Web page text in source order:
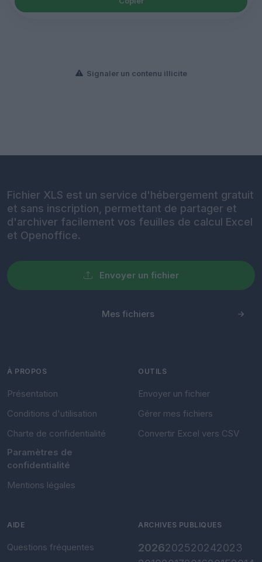
Signaler un contenu illicite
Fichier XLS est un service d'hébergement gratuit
et sans inscription, permettant de partager et
d'archiver facilement vos feuilles de calcul Excel
et Openoffice.
Envoyer un fichier
Mes fichiers
À PROPOS
Présentation
Conditions d'utilisation
Charte de confidentialité
Paramètres de
confidentialité
Mentions légales
OUTILS
Envoyer un fichier
Gérer mes fichiers
Convertir Excel vers CSV
AIDE
Questions fréquentes
ARCHIVES PUBLIQUES
2026202520242023